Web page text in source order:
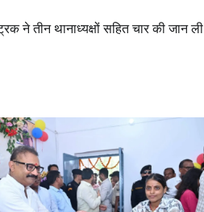
ने तीन थानाध्यक्षों सहित चार की जान ली